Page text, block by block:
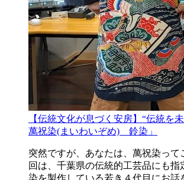
【伝統文化が息づく安房】“伝統を
萬祝染(まいわいぞめ) 鈴染」
突然ですが、あなたは、萬祝染ってご
回は、千葉県の伝統的工芸品にも指